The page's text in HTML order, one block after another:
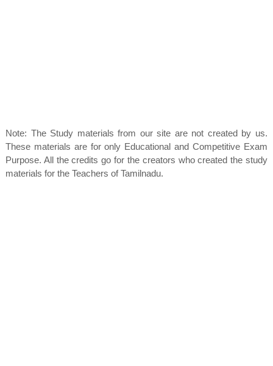
Note: The Study materials from our site are not created by us.
These materials are for only Educational and Competitive Exam
Purpose. All the credits go for the creators who created the study
materials for the Teachers of Tamilnadu.